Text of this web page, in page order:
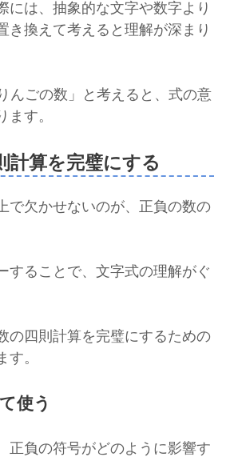
には、抽象的な文字や数字より
き換えて考えると理解が深まり
んごの数」と考えると、式の意
す。
計算を完璧にする
で欠かせないのが、正負の数の
することで、文字式の理解がぐ
の四則計算を完璧にするための
。
使う
正負の符号がどのように影響す